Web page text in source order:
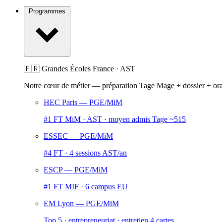
🇫🇷 Grandes Écoles France · AST
Notre cœur de métier — préparation Tage Mage + dossier +
HEC Paris — PGE/MiM
#1 FT MiM · AST · moyen admis Tage ~515
ESSEC — PGE/MiM
#4 FT · 4 sessions AST/an
ESCP— PGE/MiM
#1 FT MIF · 6 campus EU
EM Lyon — PGE/MiM
Top 5 · entrepreneuriat · entretien 4 cartes